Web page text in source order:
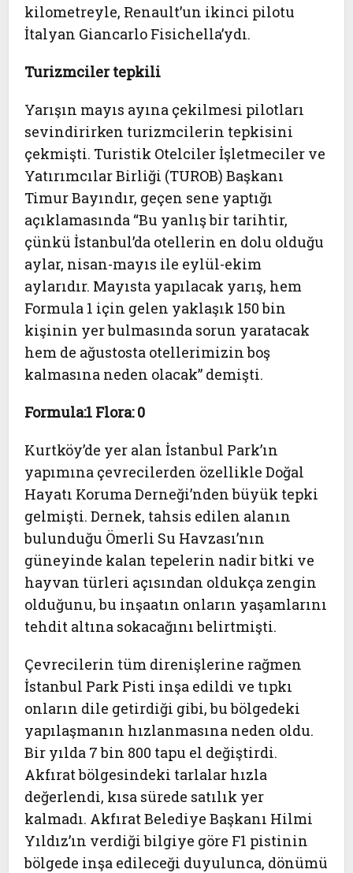
kilometreyle, Renault’un ikinci pilotu
İtalyan Giancarlo Fisichella’ydı.
Turizmciler tepkili
Yarışın mayıs ayına çekilmesi pilotları
sevindirirken turizmcilerin tepkisini
çekmişti. Turistik Otelciler İşletmeciler ve
Yatırımcılar Birliği (TUROB) Başkanı
Timur Bayındır, geçen sene yaptığı
açıklamasında “Bu yanlış bir tarihtir,
çünkü İstanbul’da otellerin en dolu olduğu
aylar, nisan-mayıs ile eylül-ekim
aylarıdır. Mayısta yapılacak yarış, hem
Formula 1 için gelen yaklaşık 150 bin
kişinin yer bulmasında sorun yaratacak
hem de ağustosta otellerimizin boş
kalmasına neden olacak” demişti.
Formula:1 Flora: 0
Kurtköy’de yer alan İstanbul Park’ın
yapımına çevrecilerden özellikle Doğal
Hayatı Koruma Derneği’nden büyük tepki
gelmişti. Dernek, tahsis edilen alanın
bulunduğu Ömerli Su Havzası’nın
güneyinde kalan tepelerin nadir bitki ve
hayvan türleri açısından oldukça zengin
olduğunu, bu inşaatın onların yaşamlarını
tehdit altına sokacağını belirtmişti.
Çevrecilerin tüm direnişlerine rağmen
İstanbul Park Pisti inşa edildi ve tıpkı
onların dile getirdiği gibi, bu bölgedeki
yapılaşmanın hızlanmasına neden oldu.
Bir yılda 7 bin 800 tapu el değiştirdi.
Akfırat bölgesindeki tarlalar hızla
değerlendi, kısa sürede satılık yer
kalmadı. Akfırat Belediye Başkanı Hilmi
Yıldız’ın verdiği bilgiye göre F1 pistinin
bölgede inşa edileceği duyulunca, dönümü